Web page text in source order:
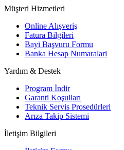
Müşteri Hizmetleri
Online Alışveriş
Fatura Bilgileri
Bayi Başvuru Formu
Banka Hesap Numaralari
Yardım & Destek
Program İndir
Garanti Koşulları
Teknik Servis Prosedürleri
Arıza Takip Sistemi
İletişim Bilgileri